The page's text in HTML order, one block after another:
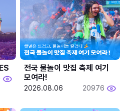
전국 물놀이 맛집 축제 여기
모여라!
2026.08.06 20976